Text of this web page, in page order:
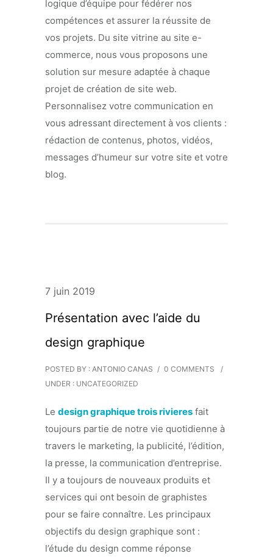
logique d’équipe pour fédérer nos
compétences et assurer la réussite de
vos projets. Du site vitrine au site e-
commerce, nous vous proposons une
solution sur mesure adaptée à chaque
projet de création de site web.
Personnalisez votre communication en
vous adressant directement à vos clients :
rédaction de contenus, photos, vidéos,
messages d’humeur sur votre site et votre
blog.
7 juin 2019
Présentation avec l’aide du
design graphique
POSTED BY : ANTONIO CANAS / 0 COMMENTS
/
UNDER : UNCATEGORIZED
Le design graphique trois rivieres fait
toujours partie de notre vie quotidienne à
travers le marketing, la publicité, l’édition,
la presse, la communication d’entreprise.
Il y a toujours de nouveaux produits et
services qui ont besoin de graphistes
pour se faire connaître. Les principaux
objectifs du design graphique sont :
l’étude du design comme réponse